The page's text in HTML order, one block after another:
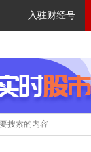
入驻财经号